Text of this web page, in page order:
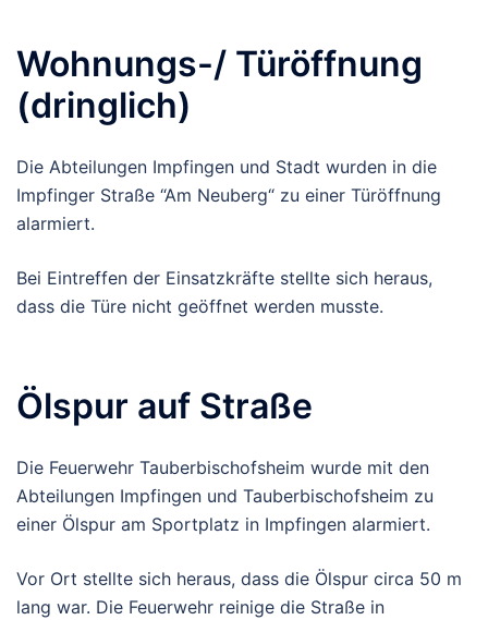
Wohnungs-/ Türöffnung
(dringlich)
Die Abteilungen Impfingen und Stadt wurden in die
Impfinger Straße “Am Neuberg“ zu einer Türöffnung
alarmiert.
Bei Eintreffen der Einsatzkräfte stellte sich heraus,
dass die Türe nicht geöffnet werden musste.
Ölspur auf Straße
Die Feuerwehr Tauberbischofsheim wurde mit den
Abteilungen Impfingen und Tauberbischofsheim zu
einer Ölspur am Sportplatz in Impfingen alarmiert.
Vor Ort stellte sich heraus, dass die Ölspur circa 50 m
lang war. Die Feuerwehr reinige die Straße in